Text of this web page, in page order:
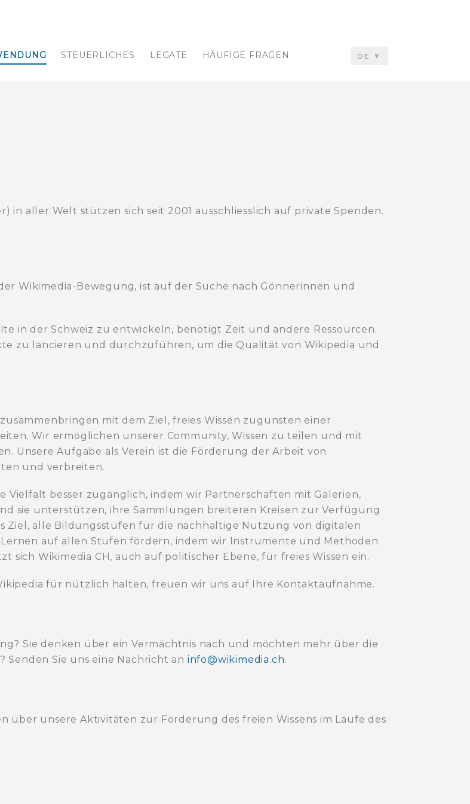
STEUERLICHES LEGATE HÄUFIGE FRAGEN DE
in aller Welt stützen sich seit 2001 ausschliesslich auf private Spenden.
Wikimedia-Bewegung, ist auf der Suche nach Gönnerinnen und
in der Schweiz zu entwickeln, benötigt Zeit und andere Ressourcen.
zu lancieren und durchzuführen, um die Qualität von Wikipedia und
mit dem Ziel, freies Wissen zugunsten einer
Wir ermöglichen unserer Community, Wissen zu teilen und mit
Unsere Aufgabe als Verein ist die Förderung der Arbeit von
und verbreiten.
Vielfalt besser zugänglich, indem wir Partnerschaften mit Galerien,
sie unterstützen, ihre Sammlungen breiteren Kreisen zur Verfügung
Ziel, alle Bildungsstufen für die nachhaltige Nutzung von digitalen
auf allen Stufen fördern, indem wir Instrumente und Methoden
Wikimedia CH, auch auf politischer Ebene, für freies Wissen ein.
für nützlich halten, freuen wir uns auf Ihre Kontaktaufnahme.
Sie denken über ein Vermächtnis nach und möchten mehr über die
Sie uns eine Nachricht an info@wikimedia.ch.
über unsere Aktivitäten zur Förderung des freien Wissens im Laufe des